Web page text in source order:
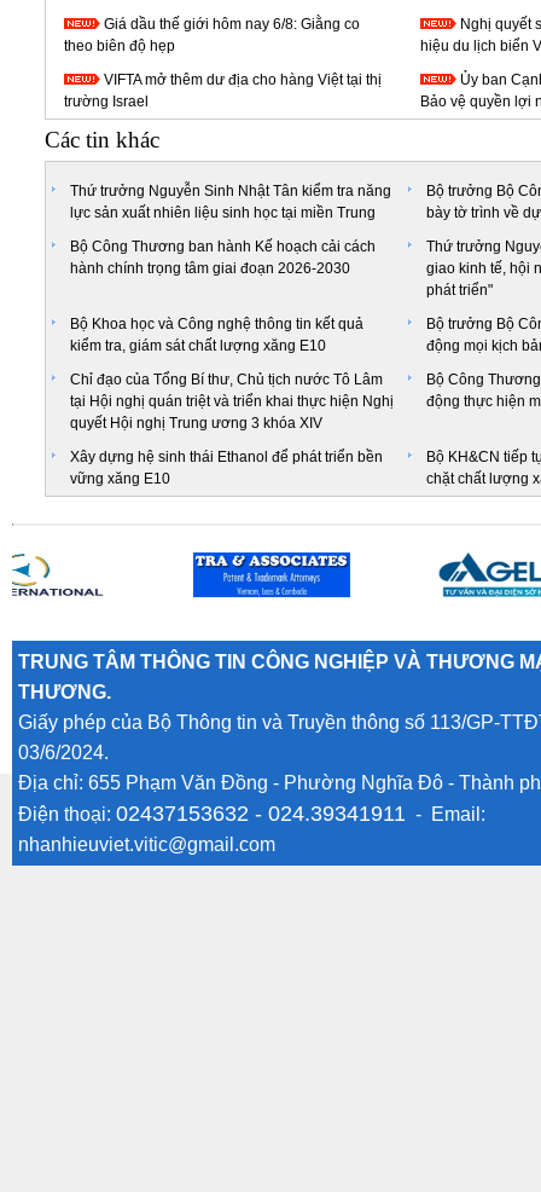
Giá dầu thế giới hôm nay 6/8: Giằng co
theo biên độ hẹp
Nghị quyết
hiệu du lịch biển
VIFTA mở thêm dư địa cho hàng Việt tại thị
trường Israel
Ủy ban
Bảo vệ quyền lợi
Các tin khác
Thứ trưởng Nguyễn Sinh Nhật Tân kiểm tra năng
lực sản xuất nhiên liệu sinh học tại miền Trung
Bộ trưởng Bộ
bày tờ trình về
Bộ Công Thương ban hành Kế hoạch cải cách
hành chính trọng tâm giai đoạn 2026-2030
Thứ trưởng
giao kinh tế, hội
phát triển"
Bộ Khoa học và Công nghệ thông tin kết quả
kiểm tra, giám sát chất lượng xăng E10
Bộ trưởng Bộ
động mọi kịch
Chỉ đạo của Tổng Bí thư, Chủ tịch nước Tô Lâm
tại Hội nghị quán triệt và triển khai thực hiện Nghị
quyết Hội nghị Trung ương 3 khóa XIV
Bộ Công
động thực hiện
Xây dựng hệ sinh thái Ethanol để phát triển bền
vững xăng E10
Bộ KH&CN tiếp
chặt chất lượng
TRUNG TÂM THÔNG TIN CÔNG NGHIỆP VÀ THƯƠNG
THƯƠNG.
Giấy phép của Bộ Thông tin và Truyền thông số 113/GP-
03/6/2024.
Địa chỉ: 655 Phạm Văn Đồng - Phường Nghĩa Đô - Thành
Điện thoại: 02437153632 - 024.39341911 - Email:
nhanhieuviet.vitic@gmail.com